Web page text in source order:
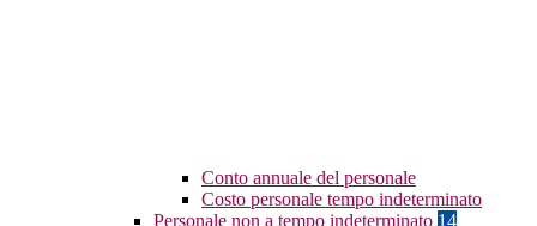
Conto annuale del personale
Costo personale tempo indeterminato
Personale non a tempo indeterminato 14